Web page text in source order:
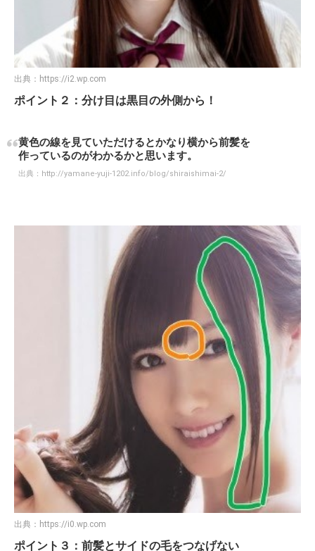
出典： https://i2.wp.com
ポイント２：分け目は黒目の外側から！
黄色の線を見ていただけるとかなり横から前髪を
作っているのがわかるかと思います。
出典： http://yamane-yuji-1202.info/blog/shiraishimai-2/
出典： https://i0.wp.com
ポイント３：前髪とサイドの毛をつなげない